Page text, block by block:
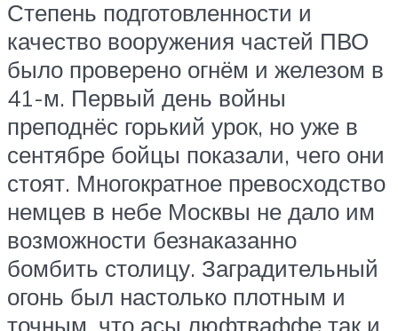
Степень подготовленности и
качество вооружения частей ПВО
было проверено огнём и железом в
41-м. Первый день войны
преподнёс горький урок, но уже в
сентябре бойцы показали, чего они
стоят. Многократное превосходство
немцев в небе Москвы не дало им
возможности безнаказанно
бомбить столицу. Заградительный
огонь был настолько плотным и
точным, что асы люфтваффе так и